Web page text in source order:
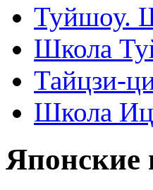
Туйшоу.
Школа
Тайцзи-
Школа
Японские